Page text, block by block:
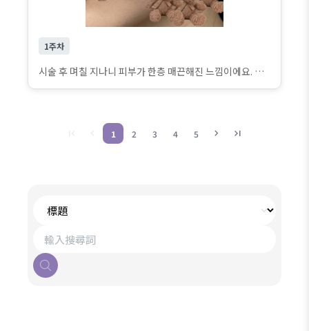
1주차
시술 후 며칠 지나니 피부가 한층 매끈해진 느낌이에요. 처음에는 약간 붉은기가 있었는데 지금은 거의 진정됐고, 피부가 전보다 더 탄탄해 보입니다. 자연스럽게 컨디션이 올라온 것 같아서 만족하고 있고, 앞으로 변화가 더 기대됩니다.
1 2 3 4 5 chevron_right last_page